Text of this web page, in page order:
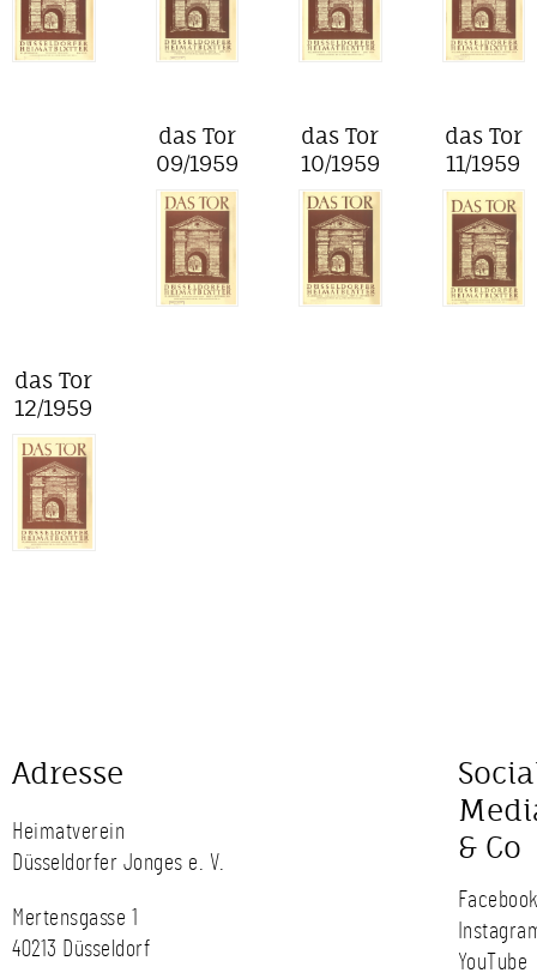
das Tor
09/1959
das Tor
10/1959
das Tor
11/1959
das Tor
12/1959
Adresse
Heimatverein
Düsseldorfer Jonges e. V.
Mertensgasse 1
40213 Düsseldorf
& Co
YouTube